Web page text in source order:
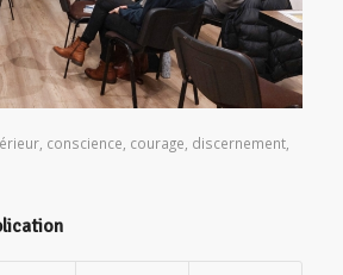
, conscience, courage, discernement,